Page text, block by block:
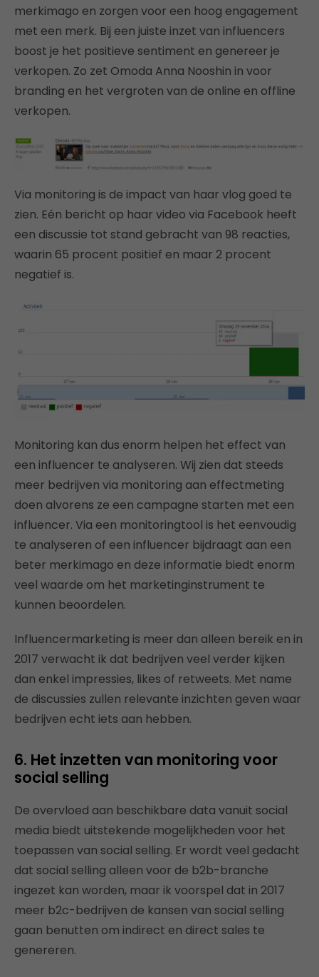
merkimago en zorgen voor een hoog engagement
met een merk. Bij een juiste inzet van influencers
boost je het positieve sentiment en genereer je
verkopen. Zo zet Omoda Anna Nooshin in voor
branding en het vergroten van de online en offline
verkopen.
Via monitoring is de impact van haar vlog goed te
zien. Eén bericht op haar video via Facebook heeft
een discussie tot stand gebracht van 98 reacties,
waarin 65 procent positief en maar 2 procent
negatief is.
Monitoring kan dus enorm helpen het effect van
een influencer te analyseren. Wij zien dat steeds
meer bedrijven via monitoring aan effectmeting
doen alvorens ze een campagne starten met een
influencer. Via een monitoringtool is het eenvoudig
te analyseren of een influencer bijdraagt aan een
beter merkimago en deze informatie biedt enorm
veel waarde om het marketinginstrument te
kunnen beoordelen.
Influencermarketing is meer dan alleen bereik en in
2017 verwacht ik dat bedrijven veel verder kijken
dan enkel impressies, likes of retweets. Met name
de discussies zullen relevante inzichten geven waar
bedrijven echt iets aan hebben.
6. Het inzetten van monitoring voor
social selling
De overvloed aan beschikbare data vanuit social
media biedt uitstekende mogelijkheden voor het
toepassen van social selling. Er wordt veel gedacht
dat social selling alleen voor de b2b-branche
ingezet kan worden, maar ik voorspel dat in 2017
meer b2c-bedrijven de kansen van social selling
gaan benutten om indirect en direct sales te
genereren.